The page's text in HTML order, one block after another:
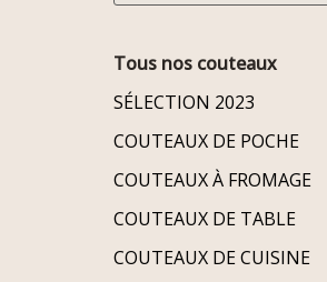
Tous nos couteaux
SÉLECTION 2023
COUTEAUX DE POCHE
COUTEAUX À FROMAGE
COUTEAUX DE TABLE
COUTEAUX DE CUISINE